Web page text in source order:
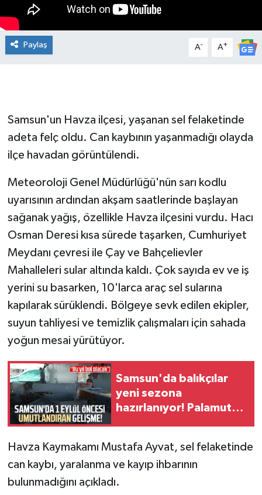
Paylaş A- A+
Samsun'un Havza ilçesi, yaşanan sel felaketinde
adeta felç oldu. Can kaybının yaşanmadığı olayda
ilçe havadan görüntülendi.
Meteoroloji Genel Müdürlüğü'nün sarı kodlu
uyarısının ardından akşam saatlerinde başlayan
sağanak yağış, özellikle Havza ilçesini vurdu. Hacı
Osman Deresi kısa sürede taşarken, Cumhuriyet
Meydanı çevresi ile Çay ve Bahçelievler
Mahalleleri sular altında kaldı. Çok sayıda ev ve iş
yerini su basarken, 10'larca araç sel sularına
kapılarak sürüklendi. Bölgeye sevk edilen ekipler,
suyun tahliyesi ve temizlik çalışmaları için sahada
yoğun mesai yürütüyor.
Samsun'da balıkçılar
yeni sezona
hazırlanıyor! Palamut
Havza Kaymakamı Mustafa Ayvat, sel felaketinde
can kaybı, yaralanma ve kayıp ihbarının
bulunmadığını açıkladı.